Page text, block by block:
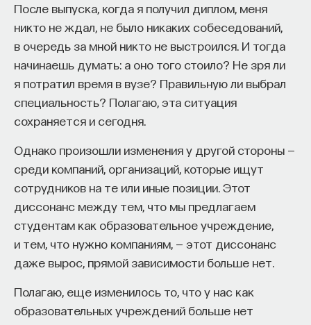
После выпуска, когда я получил диплом, меня
никто не ждал, не было никаких собеседований,
в очередь за мной никто не выстроился. И тогда
начинаешь думать: а оно того стоило? Не зря ли
я потратил время в вузе? Правильную ли выбрал
специальность? Полагаю, эта ситуация
сохраняется и сегодня.
Однако произошли изменения у другой стороны —
среди компаний, организаций, которые ищут
сотрудников на те или иные позиции. Этот
диссонанс между тем, что мы предлагаем
студентам как образовательное учреждение,
и тем, что нужно компаниям, — этот диссонанс
даже вырос, прямой зависимости больше нет.
Полагаю, еще изменилось то, что у нас как
образовательных учреждений больше нет
исследования и о том, что в будущем нам
следует ждать от научного сообщества — обо
всем, что составляет перспективу науки
будущего в сегодняшнем дне.
Здравствуйте, я — Ивар Максутов, главный
редактор проекта "ПостНаука". В новой
с учёными о науке, её настоящем и будущем,
о том, какие вопросы сегодня стоят перед
исследователями, о том, каких ответов
мы можем от них ожидать. Наш сегодняшний
гость — кандидат исторических наук, старший
научный сотрудник института всеобщей
истории Российской Академии Наук, Ольга
Тогоева. Ольга, здравствуйте.
Сразу первый вопрос, касающийся, уже